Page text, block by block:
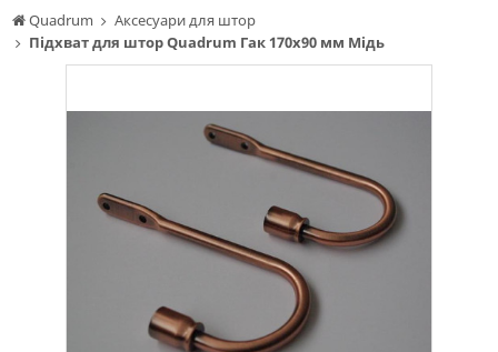
Quadrum
Аксесуари для штор
Підхват для штор Quadrum Гак 170х90 мм Мідь